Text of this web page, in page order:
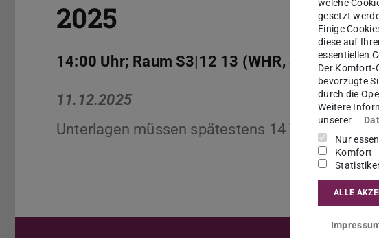
2025
14:00 Uhr; Raum S3|12 13 (WHR, Schloss)
11.12.2025
Unterlagen müssen spätestens 14 Tage vorher
welche
gesetzt
Einige
diese auf
essentiellen
Der Komfort-
bevorzugte
durch die
Weitere
unserer
Nur
Komfort
ALLE